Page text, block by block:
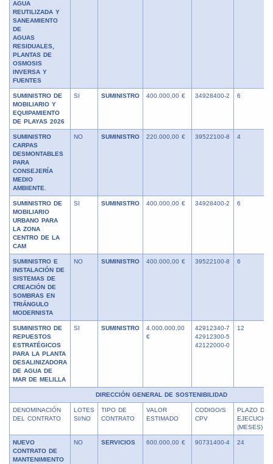
AGUA
REUTILIZADA Y
SANEAMIENTO
DE
AGUAS
RESIDUALES,
PLANTAS DE
OSMOSIS
INVERSA Y
FUENTES
SUMINISTRO DE
MOBILIARIO Y
EQUIPAMIENTO
DE PLAYAS 2026
SI SUMINISTRO 400.000,00 € 34928400-2 6
SUMINISTRO
CARPAS
DESMONTABLES
PARA
CONSEJERÍA
MEDIO
AMBIENTE.
NO SUMINISTRO 220.000,00 € 39522100-8 4
SUMINISTRO DE
MOBILIARIO
URBANO PARA
LA ZONA
CENTRO DE LA
CAM
SI SUMINISTRO 400.000,00 € 34928400-2 6
SUMINISTRO E
INSTALACIÓN DE
SISTEMAS DE
CREACIÓN DE
SOMBRAS EN
TRIÁNGULO
MODERNISTA
NO SUMINISTRO 400.000,00 € 39522100-8 6
SUMINISTRO DE
REPUESTOS
ESTRATÉGICOS
PARA LA PLANTA
DESALINIZADORA
DE AGUA DE
MAR DE MELILLA
SI SUMINISTRO
4.000.000,00
€
42912340-7
42912300-5
42122000-0
12
DIRECCIÓN GENERAL DE SOSTENIBILIDAD
DENOMINACIÓN
DEL CONTRATO
LOTES
SI/NO
TIPO DE
CONTRATO
VALOR
ESTIMADO
CODIGO/S
CPV
PLAZO DE
EJECUCIÓN
(MESES)
NUEVO
CONTRATO DE
MANTENIMIENTO
NO SERVICIOS 600.000,00 € 90731400-4 24